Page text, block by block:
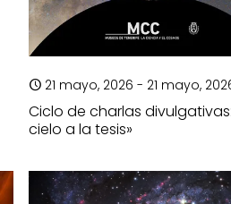
21 mayo, 2026 - 21 mayo,
Ciclo de charlas
cielo a la tesis»